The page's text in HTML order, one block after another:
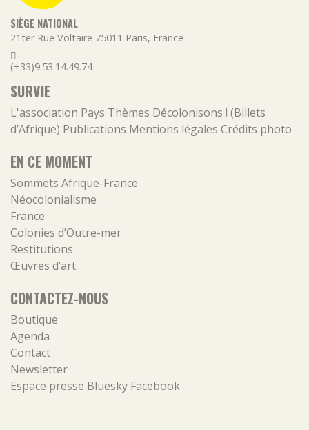
SIÈGE NATIONAL
21ter Rue Voltaire 75011 Paris, France
(+33)9.53.14.49.74
SURVIE
L'association Pays Thèmes Décolonisons ! (Billets
d’Afrique) Publications Mentions légales Crédits photo
EN CE MOMENT
Sommets Afrique-France
Néocolonialisme
France
Colonies d’Outre-mer
Restitutions
Œuvres d’art
CONTACTEZ-NOUS
Boutique
Agenda
Contact
Newsletter
Espace presse Bluesky Facebook